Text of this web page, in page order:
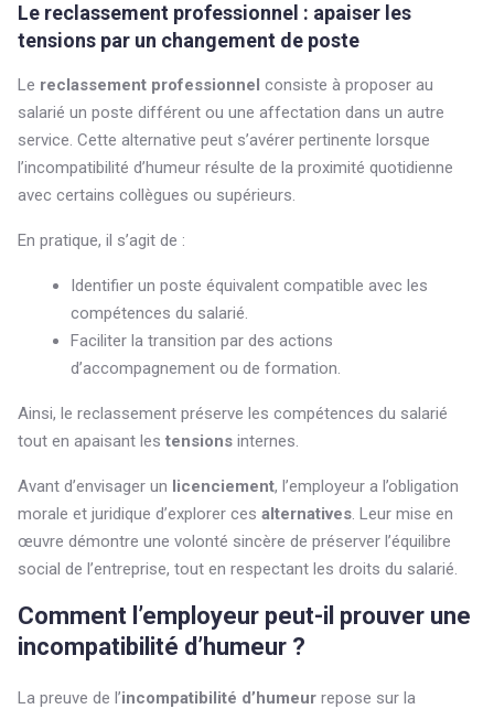
Le reclassement professionnel : apaiser les
tensions par un changement de poste
Le reclassement professionnel consiste à proposer au
salarié un poste différent ou une affectation dans un autre
service. Cette alternative peut s’avérer pertinente lorsque
l’incompatibilité d’humeur résulte de la proximité quotidienne
avec certains collègues ou supérieurs.
En pratique, il s’agit de :
Identifier un poste équivalent compatible avec les
compétences du salarié.
Faciliter la transition par des actions
d’accompagnement ou de formation.
Ainsi, le reclassement préserve les compétences du salarié
tout en apaisant les tensions internes.
Avant d’envisager un licenciement, l’employeur a l’obligation
morale et juridique d’explorer ces alternatives. Leur mise en
œuvre démontre une volonté sincère de préserver l’équilibre
social de l’entreprise, tout en respectant les droits du salarié.
Comment l’employeur peut-il prouver une
incompatibilité d’humeur ?
La preuve de l’incompatibilité d’humeur repose sur la